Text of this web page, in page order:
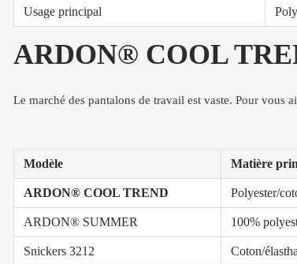
Usage principal
ARDON® COOL
Le marché des pantalons de travail est vaste. Pour vous
Modèle Matière
ARDON® COOL TREND Polyester/
ARDON® SUMMER 100%
Snickers 3212 Coton/